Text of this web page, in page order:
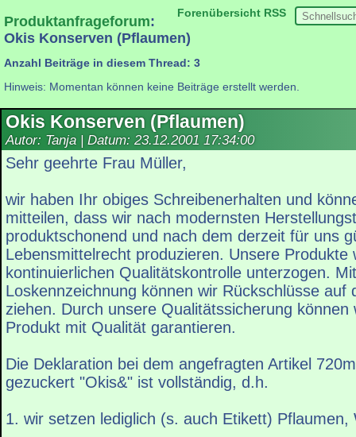
Forenübersicht RSS
Produktanfrageforum:
Okis Konserven (Pflaumen)
Anzahl Beiträge in diesem Thread: 3
Hinweis: Momentan können keine Beiträge erstellt werden.
Okis Konserven (Pflaumen)
Autor: Tanja | Datum: 23.12.2001 17:34:00
Sehr geehrte Frau Müller,
wir haben Ihr obiges Schreibenerhalten und
mitteilen, dass wir nach modernsten
produktschonend und nach dem derzeit für uns
Lebensmittelrecht produzieren. Unsere Produkte
kontinuierlichen Qualitätskontrolle unterzogen.
Loskennzeichnung können wir Rückschlüsse auf
ziehen. Durch unsere Qualitätssicherung können
Produkt mit Qualität garantieren.
Die Deklaration bei dem angefragten Artikel
gezuckert "Okis&" ist vollständig, d.h.
1. wir setzen lediglich (s. auch Etikett) Pflaumen,